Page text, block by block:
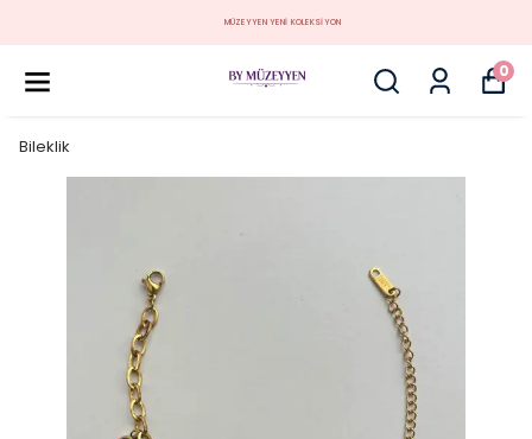
MÜZEYYEN YENİ KOLEKSİYON
0
Bileklik